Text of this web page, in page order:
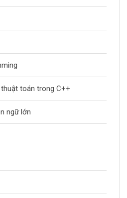
toán trong C++
ngữ lớn